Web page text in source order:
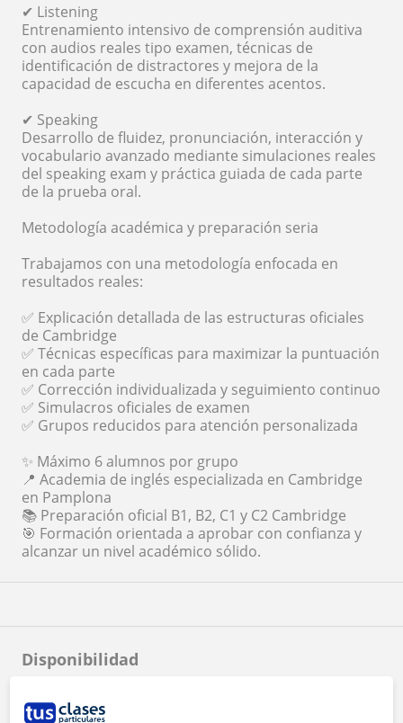
Disponibilidad
Mañana
✔ Listening
Entrenamiento intensivo de comprensión auditiva
con audios reales tipo examen, técnicas de
identificación de distractores y mejora de la
capacidad de escucha en diferentes acentos.
✔ Speaking
Desarrollo de fluidez, pronunciación, interacción y
vocabulario avanzado mediante simulaciones reales
del speaking exam y práctica guiada de cada parte
de la prueba oral.
Metodología académica y preparación seria
Trabajamos con una metodología enfocada en
resultados reales:
✅ Explicación detallada de las estructuras oficiales
de Cambridge
✅ Técnicas específicas para maximizar la puntuación
en cada parte
✅ Corrección individualizada y seguimiento continuo
✅ Simulacros oficiales de examen
✅ Grupos reducidos para atención personalizada
✨ Máximo 6 alumnos por grupo
📍 Academia de inglés especializada en Cambridge
en Pamplona
📚 Preparación oficial B1, B2, C1 y C2 Cambridge
🎯 Formación orientada a aprobar con confianza y
alcanzar un nivel académico sólido.